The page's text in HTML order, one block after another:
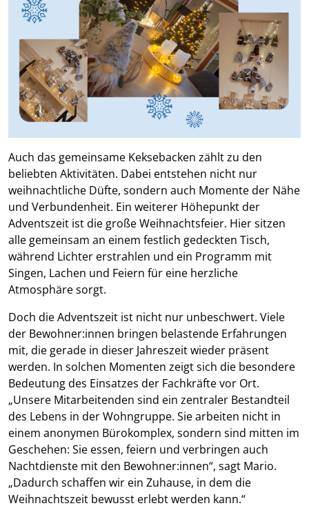
Auch das gemeinsame Keksebacken zählt zu den
beliebten Aktivitäten. Dabei entstehen nicht nur
weihnachtliche Düfte, sondern auch Momente der Nähe
und Verbundenheit. Ein weiterer Höhepunkt der
Adventszeit ist die große Weihnachtsfeier. Hier sitzen
alle gemeinsam an einem festlich gedeckten Tisch,
während Lichter erstrahlen und ein Programm mit
Singen, Lachen und Feiern für eine herzliche
Atmosphäre sorgt.
Doch die Adventszeit ist nicht nur unbeschwert. Viele
der Bewohner:innen bringen belastende Erfahrungen
mit, die gerade in dieser Jahreszeit wieder präsent
werden. In solchen Momenten zeigt sich die besondere
Bedeutung des Einsatzes der Fachkräfte vor Ort.
„Unsere Mitarbeitenden sind ein zentraler Bestandteil
des Lebens in der Wohngruppe. Sie arbeiten nicht in
einem anonymen Bürokomplex, sondern sind mitten im
Geschehen: Sie essen, feiern und verbringen auch
Nachtdienste mit den Bewohner:innen“, sagt Mario.
„Dadurch schaffen wir ein Zuhause, in dem die
Weihnachtszeit bewusst erlebt werden kann.“